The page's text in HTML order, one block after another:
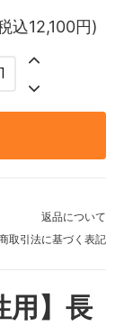
込12,100円)
返品について
取引法に基づく表記
用】長